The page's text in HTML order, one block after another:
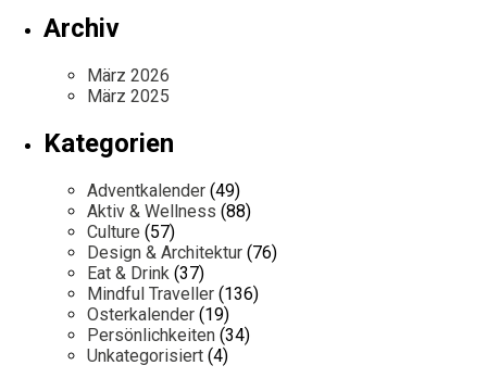
Archiv
März 2026
März 2025
Kategorien
Adventkalender (49)
Aktiv & Wellness (88)
Culture (57)
Design & Architektur (76)
Eat & Drink (37)
Mindful Traveller (136)
Osterkalender (19)
Persönlichkeiten (34)
Unkategorisiert (4)